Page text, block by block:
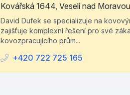
Kovářská 1644, Veselí nad Moravou
David Dufek se specializuje na
zajišťuje komplexní řešení pro své
kovozpracujícího prům...
+420 722 725 165